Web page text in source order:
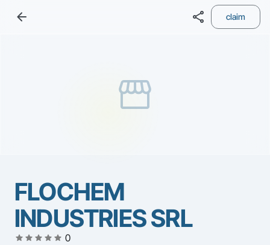
arrow_back share claim
storefront
FLOCHEM
INDUSTRIES SRL
star star star star star 0